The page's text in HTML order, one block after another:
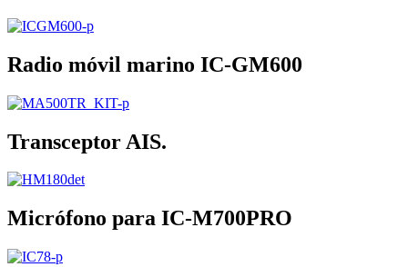
Radio móvil marino IC-GM600
Transceptor AIS.
Micrófono para IC-M700PRO